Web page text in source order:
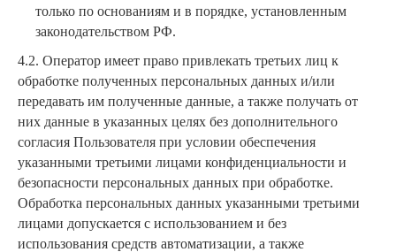
только по основаниям и в порядке, установленным
законодательством РФ.
4.2. Оператор имеет право привлекать третьих лиц к
обработке полученных персональных данных и/или
передавать им полученные данные, а также получать от
них данные в указанных целях без дополнительного
согласия Пользователя при условии обеспечения
указанными третьими лицами конфиденциальности и
безопасности персональных данных при обработке.
Обработка персональных данных указанными третьими
лицами допускается с использованием и без
использования средств автоматизации, а также